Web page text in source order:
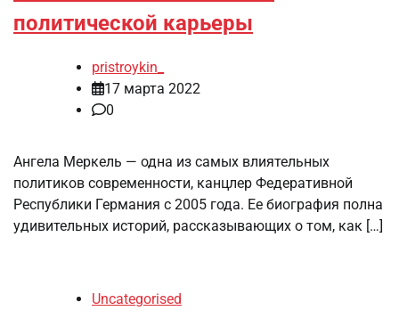
политической карьеры
pristroykin_
17 марта 2022
0
Ангела Меркель — одна из самых влиятельных
политиков современности, канцлер Федеративной
Республики Германия с 2005 года. Ее биография полна
удивительных историй, рассказывающих о том, как […]
Uncategorised